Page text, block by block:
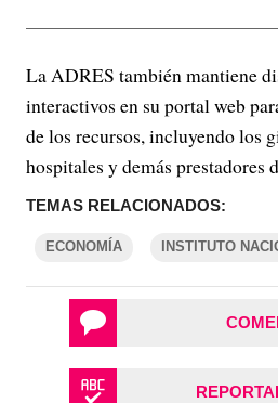
La ADRES también mantiene
interactivos en su portal web
de los recursos, incluyendo los
hospitales y demás prestadores
TEMAS RELACIONADOS:
ECONOMÍA INSTITUTO